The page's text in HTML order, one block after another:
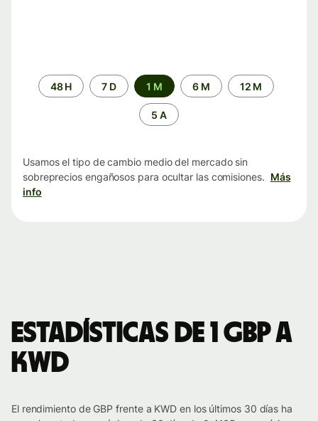
Periodo48 H 7 D 1 M 6 M 12 M
5 A
Usamos el tipo de cambio medio del mercado sin
sobreprecios engañosos para ocultar las comisiones. Más
info
Estadísticas de 1 GBP a
KWD
El rendimiento de GBP frente a KWD en los últimos 30 días ha